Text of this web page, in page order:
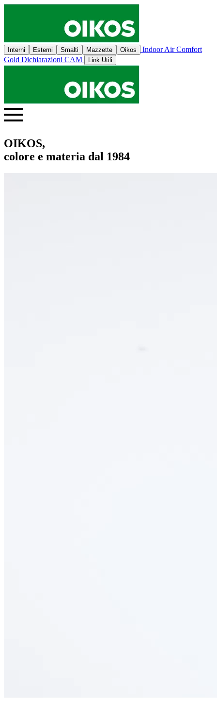
Interni Esterni Smalti Mazzette Oikos
Indoor Air Comfort
Gold Dichiarazioni CAM Link Utili
OIKOS,
colore e materia dal 1984